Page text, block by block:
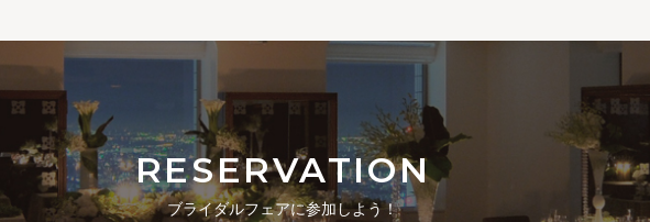
RESERVATION
ブライダルフェアに参加しよう！